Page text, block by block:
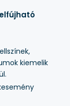
kiemelik